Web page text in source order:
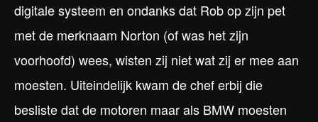
digitale systeem en ondanks dat Rob op zijn pet
met de merknaam Norton (of was het zijn
voorhoofd) wees, wisten zij niet wat zij er mee aan
moesten. Uiteindelijk kwam de chef erbij die
besliste dat de motoren maar als BMW moesten